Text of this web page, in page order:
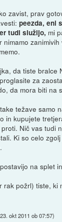
zavist, prav
peezda, eni
tudi služijo, mi
nimamo
da tiste bralce
za
da mora biti na
težave samo
in kupujete
Nič vas tudi
Ki so celo
na splet
rak požrl) tiste, ki
23. okt 2011 ob 07:57)